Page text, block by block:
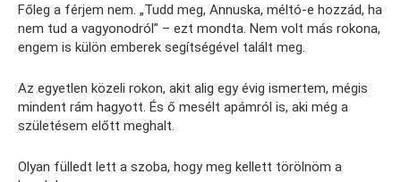
Főleg a férjem nem. „Tudd meg, Annuska, méltó-e hozzád, ha
nem tud a vagyonodról” – ezt mondta. Nem volt más rokona,
engem is külön emberek segítségével talált meg.
Az egyetlen közeli rokon, akit alig egy évig ismertem, mégis
mindent rám hagyott. És ő mesélt apámról is, aki még a
születésem előtt meghalt.
Olyan fülledt lett a szoba, hogy meg kellett törölnöm a